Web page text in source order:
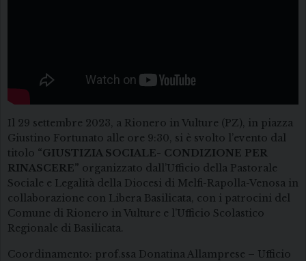
Il 29 settembre 2023, a Rionero in Vulture (PZ), in piazza
Giustino Fortunato alle ore 9:30, si è svolto l’evento dal
titolo “GIUSTIZIA SOCIALE- CONDIZIONE PER
RINASCERE” organizzato dall’Ufficio della Pastorale
Sociale e Legalità della Diocesi di Melfi-Rapolla-Venosa in
collaborazione con Libera Basilicata, con i patrocini del
Comune di Rionero in Vulture e l’Ufficio Scolastico
Regionale di Basilicata.
Coordinamento: prof.ssa Donatina Allamprese – Ufficio